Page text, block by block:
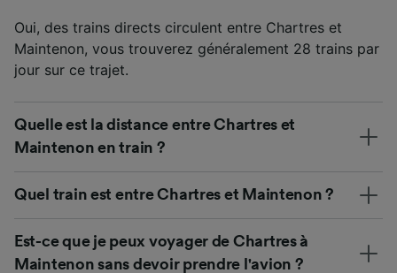
Oui, des trains directs circulent entre Chartres et
Maintenon, vous trouverez généralement 28 trains par
jour sur ce trajet.
Quelle est la distance entre Chartres et
Maintenon en train ?
Quel train est entre Chartres et Maintenon ?
Est-ce que je peux voyager de Chartres à
Maintenon sans devoir prendre l'avion ?